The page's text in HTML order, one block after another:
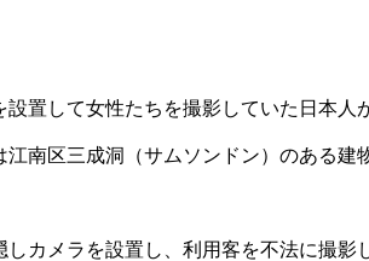
置して女性たちを撮影していた日本人
江南区三成洞（サムソンドン）のある
しカメラを設置し、利用客を不法に撮